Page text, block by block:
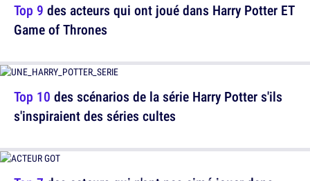
Top 10 des scénarios de la série Harry Potter s'ils
s'inspiraient des séries cultes
Top 9 des acteurs qui ont joué dans Harry Potter ET
Game of Thrones